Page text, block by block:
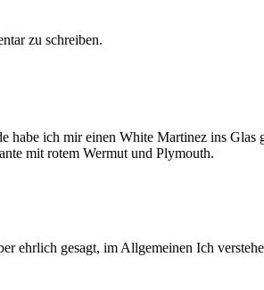
zu schreiben.
habe ich mir einen White Martinez ins
mit rotem Wermut und Plymouth.
ehrlich gesagt, im Allgemeinen Ich